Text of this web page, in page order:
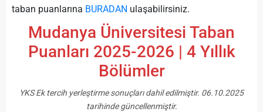
taban puanlarına BURADAN ulaşabilirsiniz.
Mudanya Üniversitesi Taban
Puanları 2025-2026 | 4 Yıllık
Bölümler
YKS Ek tercih yerleştirme sonuçları dahil edilmiştir. 06.10.2025
tarihinde güncellenmiştir.